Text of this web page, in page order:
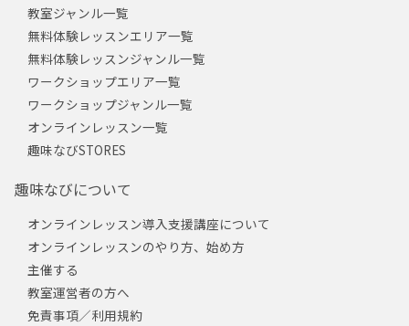
教室ジャンル一覧
無料体験レッスンエリア一覧
無料体験レッスンジャンル一覧
ワークショップエリア一覧
ワークショップジャンル一覧
オンラインレッスン一覧
趣味なびSTORES
趣味なびについて
オンラインレッスン導入支援講座について
オンラインレッスンのやり方、始め方
主催する
教室運営者の方へ
免責事項／利用規約